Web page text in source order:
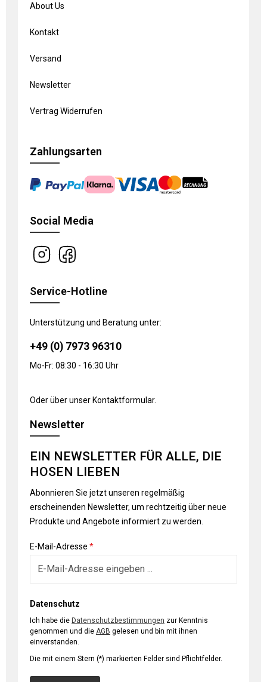
About Us
Kontakt
Versand
Newsletter
Vertrag Widerrufen
Zahlungsarten
Social Media
Service-Hotline
Unterstützung und Beratung unter:
+49 (0) 7973 96310
Mo-Fr: 08:30 - 16:30 Uhr
Oder über unser Kontaktformular.
Newsletter
EIN NEWSLETTER FÜR ALLE, DIE
HOSEN LIEBEN
Abonnieren Sie jetzt unseren regelmäßig
erscheinenden Newsletter, um rechtzeitig über neue
Produkte und Angebote informiert zu werden.
E-Mail-Adresse *
Datenschutz
Ich habe die Datenschutzbestimmungen
genommen und die AGB
einverstanden.
Die mit einem Stern (*) markierten Felder sind Pflichtfelder.